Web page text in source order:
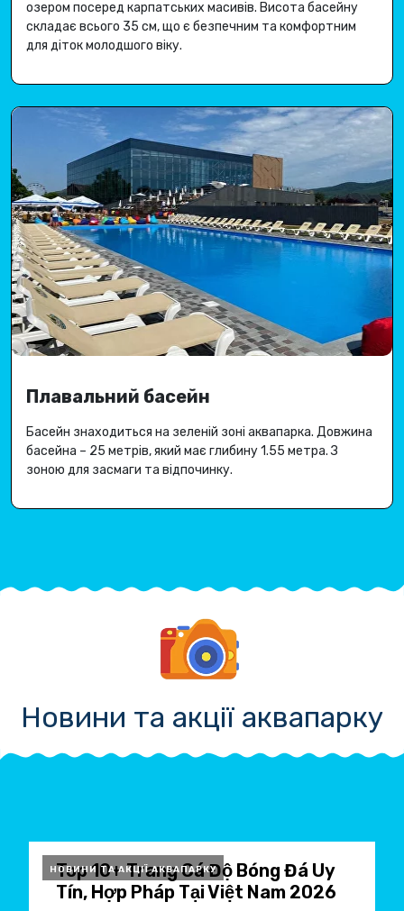
озером посеред карпатських масивів. Висота басейну
складає всього 35 см, що є безпечним та комфортним
для діток молодшого віку.
Плавальний басейн
Басейн знаходиться на зеленій зоні аквапарка. Довжина
басейна – 25 метрів, який має глибину 1.55 метра.З
зоною для засмаги та відпочинку.
Новини та акції аквапарку
Top 10+ Trang Cá Độ Bóng Đá Uy
Tín, Hợp Pháp Tại Việt Nam 2026
НОВИНИ ТА АКЦІЇ АКВАПАРКУ